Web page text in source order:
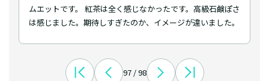
ムエットです。 紅茶は全く感じなかったです。高級石鹸ぽさ
は感じました。期待しすぎたのか、イメージが違いました。
97 / 98